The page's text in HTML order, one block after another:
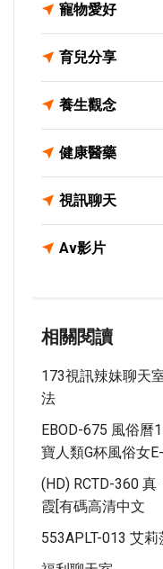
寵物愛好
育兒分享
養生觀念
健康醫藥
視訊聊天
Av影片
相關閱讀
173視訊辣妹聊天
法
EBOD-675 風俗曆
寶人類G杯風俗女
(HD) RCTD-360
霞[有碼高清中文
553APLT-013 艾